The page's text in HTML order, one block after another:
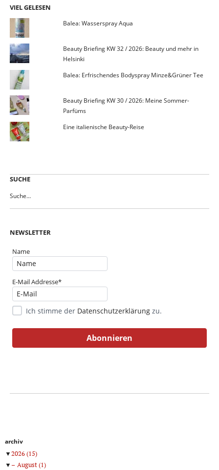
VIEL GELESEN
Balea: Wasserspray Aqua
Beauty Briefing KW 32 / 2026: Beauty und mehr in
Helsinki
Balea: Erfrischendes Bodyspray Minze&Grüner Tee
Beauty Briefing KW 30 / 2026: Meine Sommer-
Parfüms
Eine italienische Beauty-Reise
SUCHE
NEWSLETTER
Name
E-Mail Addresse*
Ich stimme der Datenschutzerklärung zu.
archiv
▼2026(15)
▼
August(1)